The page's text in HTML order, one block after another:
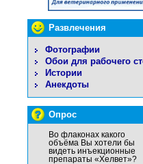
Развлечения
Фотографии
Обои для рабочего
Истории
Анекдоты
Опрос
Во флаконах какого
объёма Вы хотели бы
видеть инъекционные
препараты «Хелвет»?